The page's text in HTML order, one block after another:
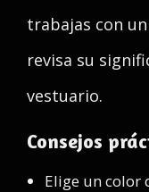
trabajas con
revisa su
vestuario.
Consejos
Elige un color